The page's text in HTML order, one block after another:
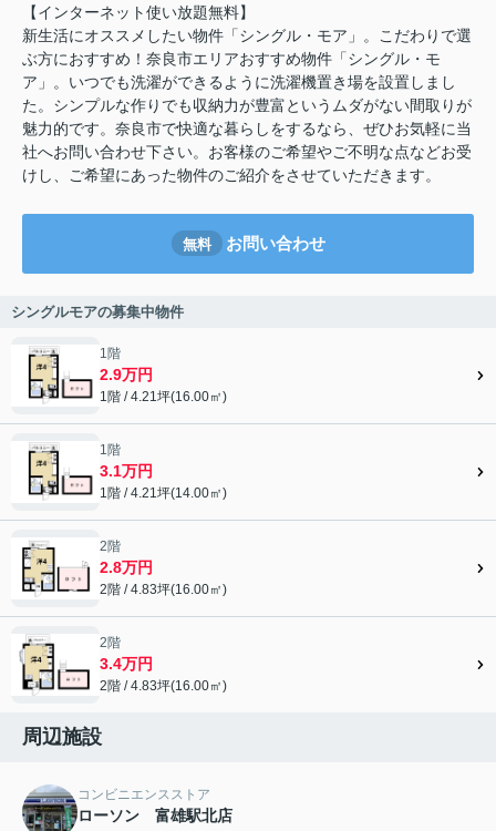
【インターネット使い放題無料】
新生活にオススメしたい物件「シングル・モア」。こだわりで選
ぶ方におすすめ！奈良市エリアおすすめ物件「シングル・モ
ア」。いつでも洗濯ができるように洗濯機置き場を設置しまし
た。シンプルな作りでも収納力が豊富というムダがない間取りが
魅力的です。奈良市で快適な暮らしをするなら、ぜひお気軽に当
社へお問い合わせ下さい。お客様のご希望やご不明な点などお受
けし、ご希望にあった物件のご紹介をさせていただきます。
無料 お問い合わせ
シングルモアの募集中物件
1階
2.9万円
1階 / 4.21坪(16.00㎡)
1階
3.1万円
1階 / 4.21坪(14.00㎡)
2階
2.8万円
2階 / 4.83坪(16.00㎡)
2階
3.4万円
2階 / 4.83坪(16.00㎡)
周辺施設
コンビニエンスストア
ローソン 富雄駅北店